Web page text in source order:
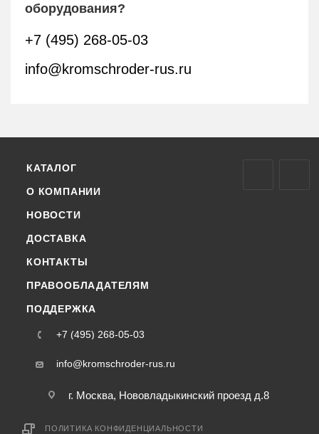
оборудования?
+7 (495) 268-05-03
info@kromschroder-rus.ru
КАТАЛОГ
О КОМПАНИИ
НОВОСТИ
ДОСТАВКА
КОНТАКТЫ
ПРАВООБЛАДАТЕЛЯМ
ПОДДЕРЖКА
+7 (495) 268-05-03
info@kromschroder-rus.ru
г. Москва, Нововладыкинский проезд д.8
ПОЛИТИКА КОНФИДЕНЦИАЛЬНОСТИ